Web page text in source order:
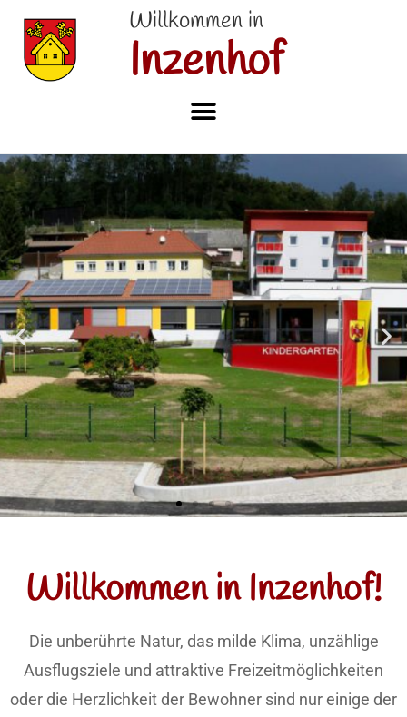
Willkommen in
Inzenhof
Die unberührte Natur, das milde
Klima und attraktive
Freizeitmöglichkeiten
Willkommen in Inzenhof!
Die unberührte Natur, das milde Klima, unzählige
Ausflugsziele und attraktive Freizeitmöglichkeiten
oder die Herzlichkeit der Bewohner sind nur einige der